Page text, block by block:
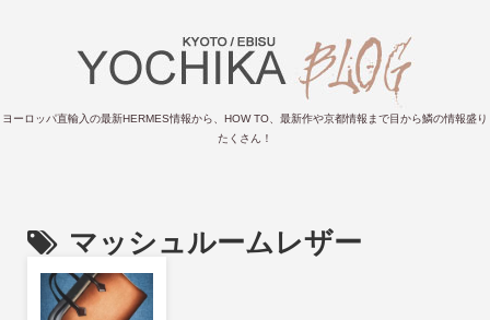
ヨーロッパ直輸入の最新HERMES情報から、HOW TO、最新作や京都情報まで目から鱗の情報盛り
たくさん！
マッシュルームレザー